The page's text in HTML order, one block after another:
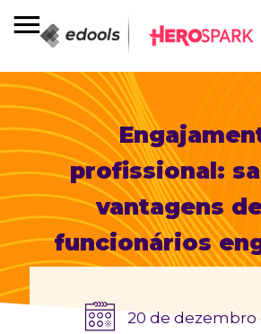
profissional:
vantagens
funcionários
20 de dezembro